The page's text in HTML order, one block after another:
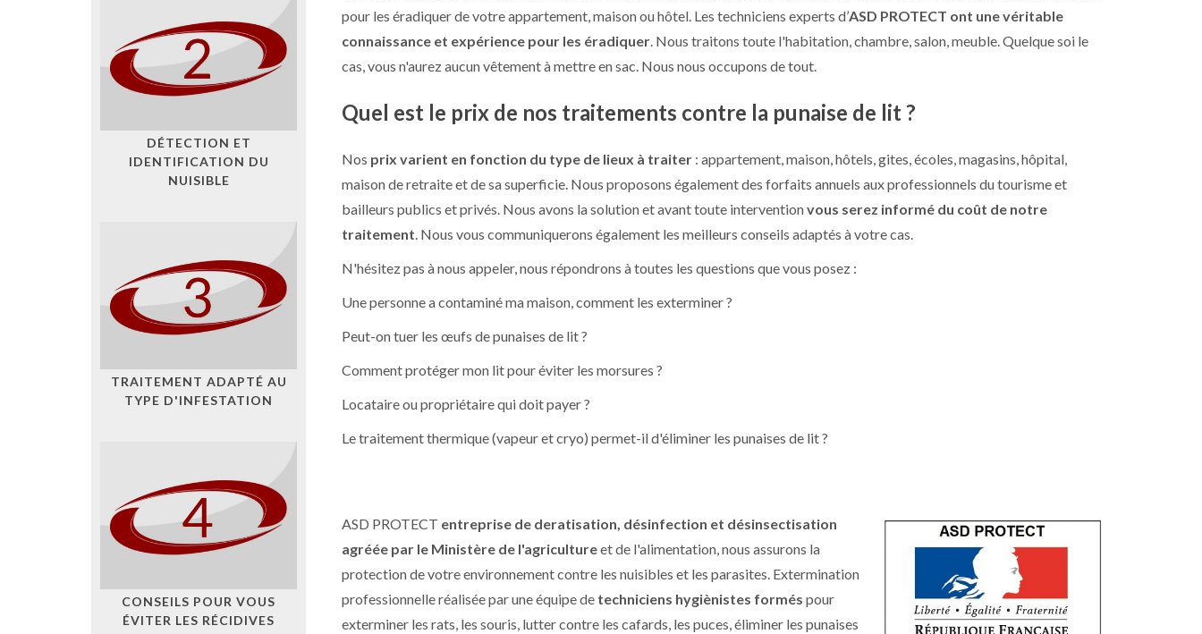
pour les éradiquer de votre appartement, maison ou hôtel. Les techniciens experts d’ASD PROTECT ont une véritable
connaissance et expérience pour les éradiquer. Nous traitons toute l'habitation, chambre, salon, meuble. Quelque soi le
cas, vous n'aurez aucun vêtement à mettre en sac. Nous nous occupons de tout.
Quel est le prix de nos traitements contre la punaise de lit ?
Nos prix varient en fonction du type de lieux à traiter : appartement, maison, hôtels, gites, écoles, magasins, hôpital,
maison de retraite et de sa superficie. Nous proposons également des forfaits annuels aux professionnels du tourisme et
bailleurs publics et privés. Nous avons la solution et avant toute interventionvous serez informé du coût de notre
traitement. Nous vous communiquerons également les meilleurs conseils adaptés à votre cas.
N'hésitez pas à nous appeler, nous répondrons à toutes les questions que vous posez :
Une personne a contaminé ma maison, comment les exterminer ?
Peut-on tuer les œufs de punaises de lit ?
Comment protéger mon lit pour éviter les morsures ?
Locataire ou propriétaire qui doit payer ?
Le traitement thermique (vapeur et cryo) permet-il d'éliminer les punaises de lit ?
ASD PROTECT entreprise de deratisation, désinfection et désinsectisation
agréée par le Ministère de l'agricultureet de l'alimentation, nous assurons la
protection de votre environnement contre les nuisibles et les parasites. Extermination
professionnelle réalisée par une équipe de techniciens hygiènistes formés pour
exterminer les rats, les souris, lutter contre les cafards, les puces, éliminer les punaises
DÉTECTION ET
IDENTIFICATION DU
NUISIBLE
TRAITEMENT ADAPTÉ AU
TYPE D'INFESTATION
CONSEILS POUR VOUS
ÉVITER LES RÉCIDIVES